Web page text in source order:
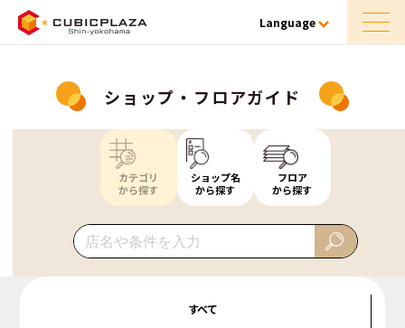
Language
ショップ・フロアガイド
カテゴリ
から探す
ショップ名
から探す
フロア
から探す
すべて